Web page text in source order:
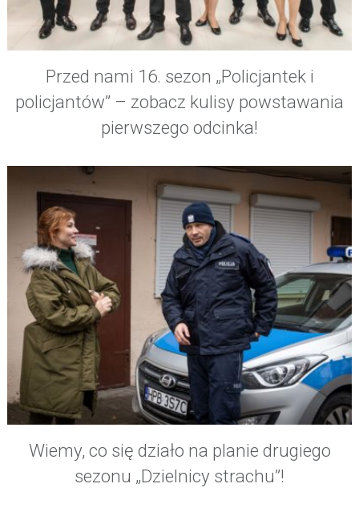
Przed nami 16. sezon „Policjantek i
policjantów” – zobacz kulisy powstawania
pierwszego odcinka!
Wiemy, co się działo na planie drugiego
sezonu „Dzielnicy strachu”!